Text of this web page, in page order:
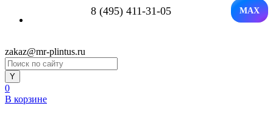
8 (495) 411-31-05 MAX
zakaz@mr-plintus.ru
0
В корзине